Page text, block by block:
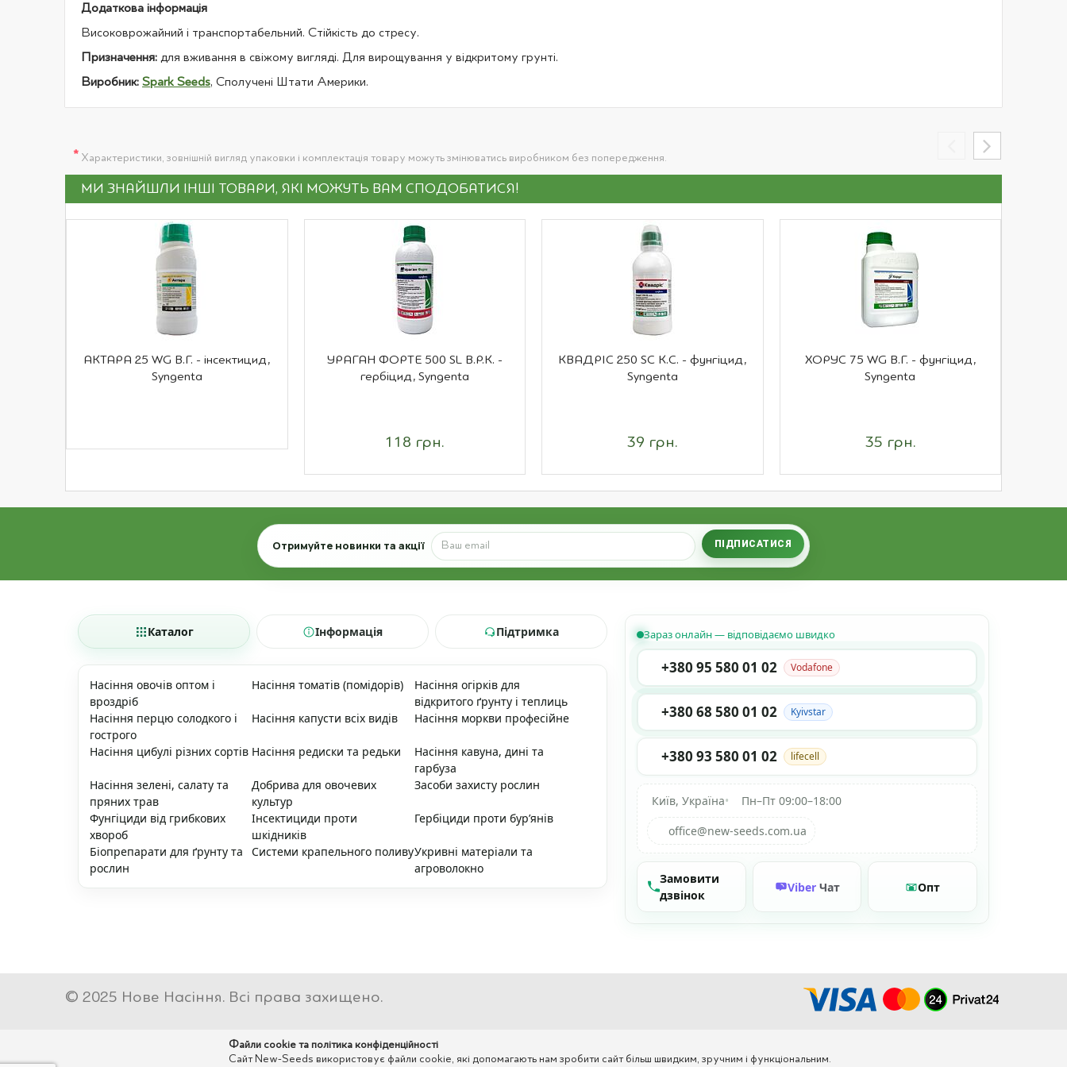
Додаткова інформація
Високоврожайний і транспортабельний. Стійкість до стресу.
Призначення: для вживання в свіжому вигляді. Для вирощування у відкритому грунті.
Виробник: Spark Seeds, Сполучені Штати Америки.
* Характеристики, зовнішній вигляд упаковки і комплектація товару можуть змінюватись виробником без попередження.
МИ ЗНАЙШЛИ ІНШІ ТОВАРИ, ЯКІ МОЖУТЬ ВАМ СПОДОБАТИСЯ!
АКТАРА 25 WG В.Г. - інсектицид,
Syngenta
УРАГАН ФОРТЕ 500 SL В.Р.К. -
гербіцид, Syngenta
118 грн.
КВАДРІС 250 SC К.С. - фунгіцид,
Syngenta
39 грн.
ХОРУС 75 WG В.Г. - фунгіцид,
Syngenta
35 грн.
Email
Отримуйте новинки та акції ПІДПИСАТИСЯ
Каталог Інформація Підтримка
Насіння овочів оптом і
вроздріб
Насіння томатів (помідорів)
Насіння огірків для
відкритого ґрунту і теплиць
Насіння перцю солодкого і
гострого
Насіння капусти всіх видів Насіння моркви професійне
Насіння цибулі різних сортів Насіння редиски та редьки
Насіння кавуна, дині та
гарбуза
Насіння зелені, салату та
пряних трав
Добрива для овочевих
культур
Засоби захисту рослин
Фунгіциди від грибкових
хвороб
Інсектициди проти
шкідників
Гербіциди проти бур’янів
Біопрепарати для ґрунту та
рослин
Системи крапельного поливуУкривні матеріали та
агроволокно
Зараз онлайн — відповідаємо швидко
+380 95 580 01 02 Vodafone
+380 68 580 01 02 Kyivstar
+380 93 580 01 02 lifecell
Київ, Україна•
Пн–Пт 09:00–18:00
office@new-seeds.com.ua
Замовити
дзвінок
Viber Чат Опт
© 2025 Нове Насіння. Всі права захищено.
Файли cookie та політика конфіденційності
Сайт New-Seeds використовує файли cookie, які допомагають нам зробити сайт більш швидким, зручним і функціональним.